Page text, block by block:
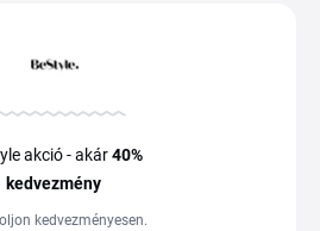
akció - akár40%
kedvezmény
kedvezményesen.